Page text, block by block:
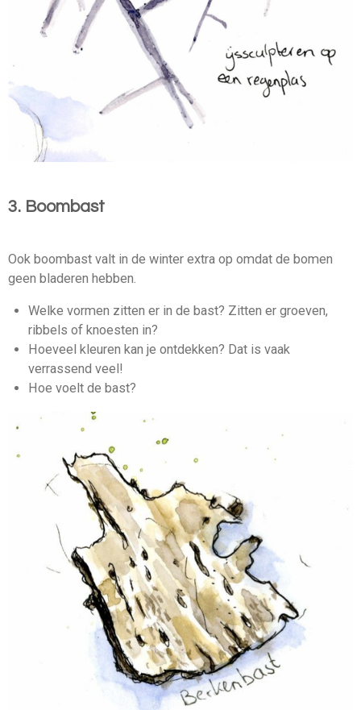
3. Boombast
Ook boombast valt in de winter extra op omdat de bomen
geen bladeren hebben.
Welke vormen zitten er in de bast? Zitten er groeven,
ribbels of knoesten in?
Hoeveel kleuren kan je ontdekken? Dat is vaak
verrassend veel!
Hoe voelt de bast?